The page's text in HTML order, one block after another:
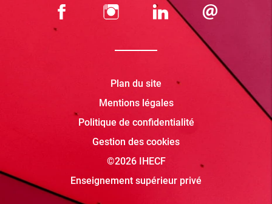
Plan du site
Mentions légales
Politique de confidentialité
Gestion des cookies
©2026 IHECF
Enseignement supérieur privé